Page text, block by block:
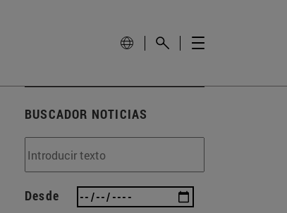
BUSCADOR NOTICIAS
Desde